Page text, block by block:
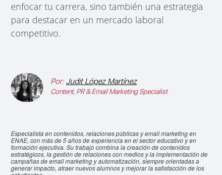
enfocar tu carrera, sino también una estrategia
para destacar en un mercado laboral
competitivo.
Por: Judit López Martínez
Content, PR & Email Marketing Specialist
Especialista en contenidos, relaciones públicas y email marketing en
ENAE, con más de 5 años de experiencia en el sector educativo y en
formación ejecutiva. Su trabajo combina la creación de contenidos
estratégicos, la gestión de relaciones con medios y la implementación de
campañas de email marketing y automatización, siempre orientadas a
generar impacto, atraer nuevos alumnos y mejorar la satisfacción de los